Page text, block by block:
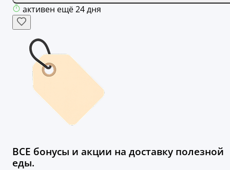
активен ещё 24 дня
ВСЕ бонусы и акции на доставку полезной
еды.